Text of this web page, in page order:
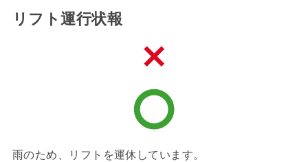
リフト運行状報
雨のため、リフトを運休しています。